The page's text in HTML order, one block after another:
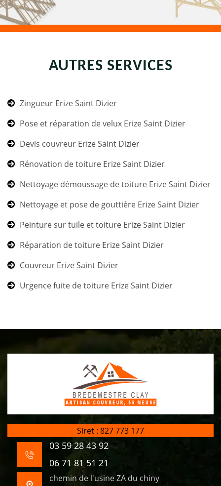
AUTRES SERVICES
Zingueur Erize Saint Dizier
Pose et réparation de velux Erize Saint Dizier
Devis couvreur Erize Saint Dizier
Rénovation de toiture Erize Saint Dizier
Nettoyage démoussage de toiture Erize Saint Dizier
Nettoyage et pose de gouttière Erize Saint Dizier
Peinture sur tuile et toiture Erize Saint Dizier
Réparation de toiture Erize Saint Dizier
Couvreur Erize Saint Dizier
Urgence fuite de toiture Erize Saint Dizier
Siret : 827 773 177
03 59 28 43 92
06 71 81 51 21
chemin de l'usine ZA du chiny